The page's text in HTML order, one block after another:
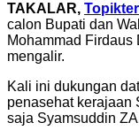
TAKALAR,
calon Bupati dan
Mohammad Firdaus
mengalir.
Kali ini dukungan
penasehat kerajaan
saja Syamsuddin